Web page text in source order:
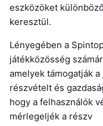
eszközöket
keresztül.
Lényegében a
játékközösség
amelyek támogatják
részvételt és
hogy a felhasználók
mérlegeljék a részv